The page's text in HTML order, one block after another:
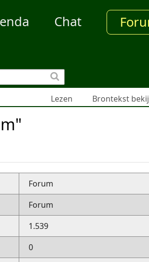
Chat
Lezen Brontekst
Forum
Forum
1.539
0